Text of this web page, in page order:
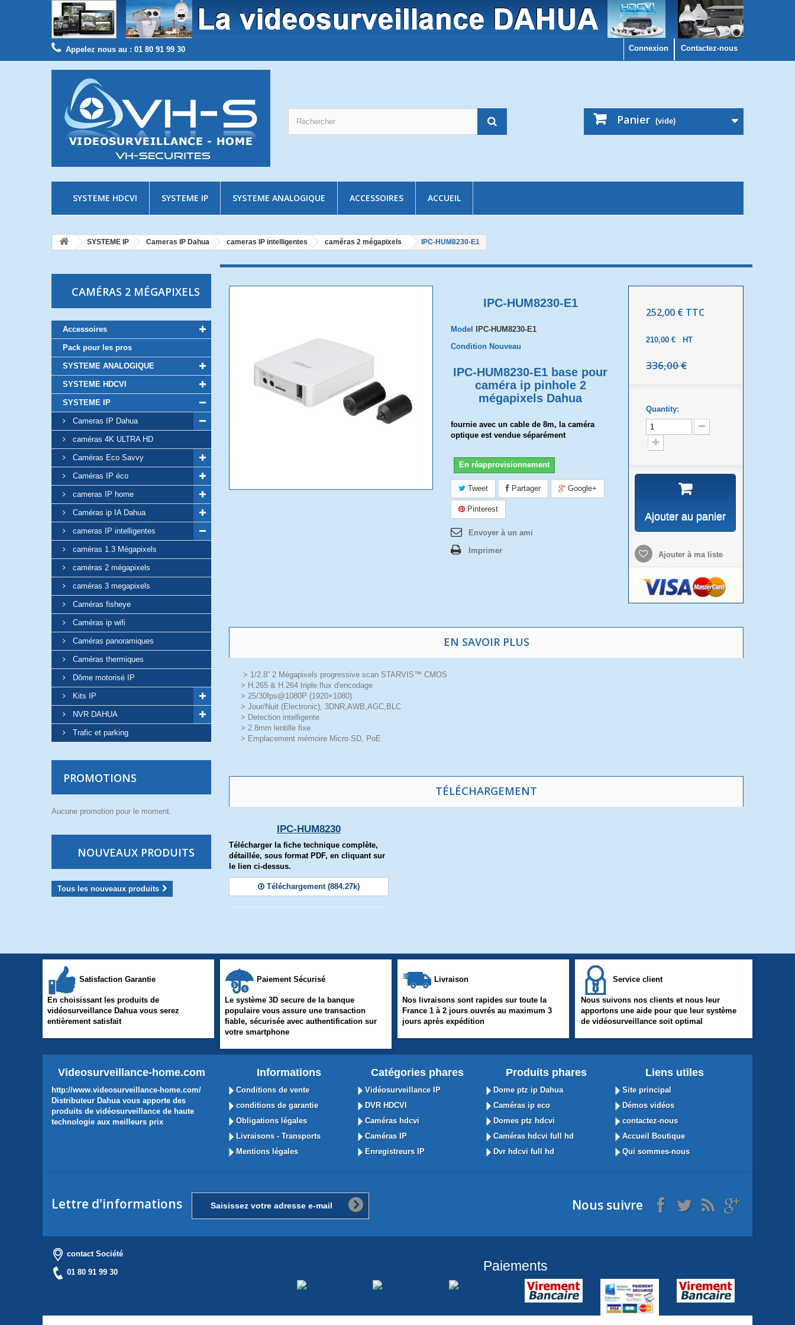
Contactez-nous
Appelez nous au : 01 80 91 99 30 Connexion
Panier (vide)
SYSTEME HDCVI SYSTEME IP SYSTEME ANALOGIQUE ACCESSOIRES ACCUEIL
SYSTEME IP Cameras IP Dahua cameras IP intelligentes caméras 2 mégapixels IPC-HUM8230-E1
CAMÉRAS 2 MÉGAPIXELS
Accessoires
Pack pour les pros
SYSTEME ANALOGIQUE
SYSTEME HDCVI
SYSTEME IP
Cameras IP Dahua
caméras 4K ULTRA HD
Caméras Eco Savvy
Caméras IP éco
cameras IP home
Caméras ip IA Dahua
cameras IP intelligentes
caméras 1.3 Mégapixels
caméras 2 mégapixels
caméras 3 megapixels
Caméras fisheye
Caméras ip wifi
Caméras panoramiques
Caméras thermiques
Dôme motorisé IP
Kits IP
NVR DAHUA
Trafic et parking
PROMOTIONS
Aucune promotion pour le moment.
NOUVEAUX PRODUITS
Tous les nouveaux produits
IPC-HUM8230-E1
Model
IPC-HUM8230-E1
Condition Nouveau
IPC-HUM8230-E1 base pour
caméra ip pinhole 2
mégapixels Dahua
fournie avec un cable de 8m, la caméra
optique est vendue séparément
En réapprovisionnement
Tweet Partager Google+
Pinterest
Envoyer à un ami
Imprimer
252,00 €TTC
210,00 €HT
336,00 €
Quantity:
Ajouter au panier
Ajouter à ma liste
EN SAVOIR PLUS
> 1/2.8” 2 Mégapixels progressive scan STARVIS™ CMOS
> H.265 & H.264 triple flux d'encodage
> 25/30fps@1080P (1920×1080)
> Jour/Nuit (Electronic), 3DNR,AWB,AGC,BLC
> Detection intelligente
> 2.8mm lentille fixe
> Emplacement mémoire Micro SD, PoE
TÉLÉCHARGEMENT
IPC-HUM8230
Télécharger la fiche technique complète,
détaillée, sous format PDF, en cliquant sur
le lien ci-dessus.
Téléchargement (884.27k)
Satisfaction Garantie
En choisissant les produits de
vidéosurveillance Dahua vous serez
entièrement satisfait
Paiement Sécurisé
Le système 3D secure de la banque
populaire vous assure une transaction
fiable, sécurisée avec authentification sur
votre smartphone
Livraison
Nos livraisons sont rapides sur toute la
France 1 à 2 jours ouvrés au maximum 3
jours après expédition
Service client
Nous suivons nos clients et nous leur
apportons une aide pour que leur système
de vidéosurveillance soit optimal
Videosurveillance-home.com
http://www.videosurveillance-home.com/
Distributeur Dahua vous apporte des
produits de vidéosurveillance de haute
technologie aux meilleurs prix
Informations
Conditions de vente
conditions de garantie
Obligations légales
Livraisons - Transports
Mentions légales
Catégories phares
Vidéosurveillance IP
DVR HDCVI
Caméras hdcvi
Caméras IP
Enregistreurs IP
Produits phares
Dome ptz ip Dahua
Caméras ip eco
Domes ptz hdcvi
Caméras hdcvi full hd
Dvr hdcvi full hd
Liens utiles
Site principal
Démos vidéos
contactez-nous
Accueil Boutique
Qui sommes-nous
Lettre d'informations Nous suivre
contact Société
01 80 91 99 30 Paiements